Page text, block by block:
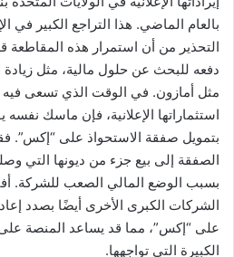
بالعام الماضي. هذا التراجع الكبير في
التحذير من أن استمرار هذه المقاطعة
دفعه للبحث عن حلول مالية، مثل
مثل أمازون. في الوقت الذي تسعى فيه
استثماراتها الإعلانية، فإن ماسك
بتمويل صفقة الاستحواذ على “إكس”.
بسبب الوضع المالي الصعب للشركة.
الشركات الكبرى الأخرى أيضًا بصدد
على “إكس”، مما قد يساعد المنصة على
الكبيرة التي تواجهها.